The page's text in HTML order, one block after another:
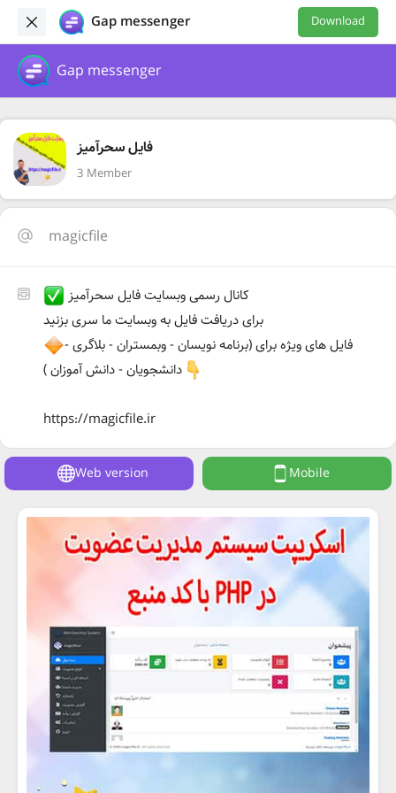
Gap messenger Download
Gap messenger
فایل سحرآمیز
3 Member
magicfile
کانال رسمی وبسایت فایل سحرآمیز
برای دریافت فایل به وبسایت ما سری بزنید
فایل های ویژه برای (برنامه نویسان - وبمستران - بلاگری -
دانشجویان - دانش آموزان )
https://magicfile.ir
Web version Mobile